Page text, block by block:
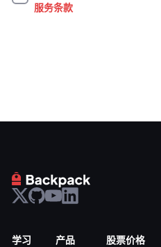
服务条款
学习 产品 股票价格